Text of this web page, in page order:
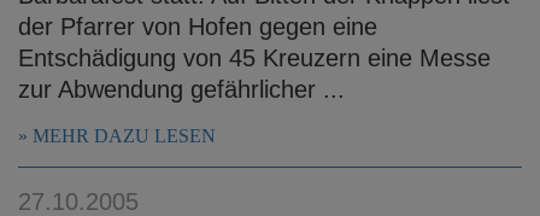
der Pfarrer von Hofen gegen eine
Entschädigung von 45 Kreuzern eine Messe
zur Abwendung gefährlicher ...
MEHR DAZU LESEN
27.10.2005